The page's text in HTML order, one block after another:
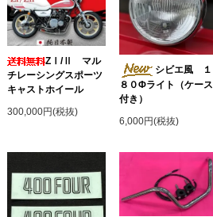
ZⅠ/Ⅱ マル
チレーシングスポーツ
キャストホイール
300,000円(税抜)
シビエ風 １
８０Φライト（ケース
付き）
6,000円(税抜)